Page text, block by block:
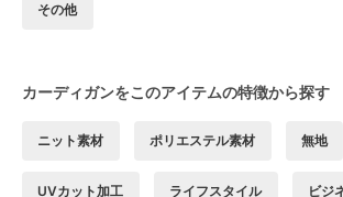
その他
カーディガンをこのアイテムの特徴から探す
ニット素材 ポリエステル素材 無地
UVカット加工 ライフスタイル ビジ